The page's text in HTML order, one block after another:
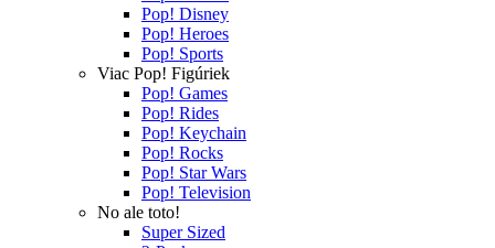
Pop! Disney
Pop! Heroes
Pop! Sports
Viac Pop! Figúriek
Pop! Games
Pop! Rides
Pop! Keychain
Pop! Rocks
Pop! Star Wars
Pop! Television
No ale toto!
Super Sized